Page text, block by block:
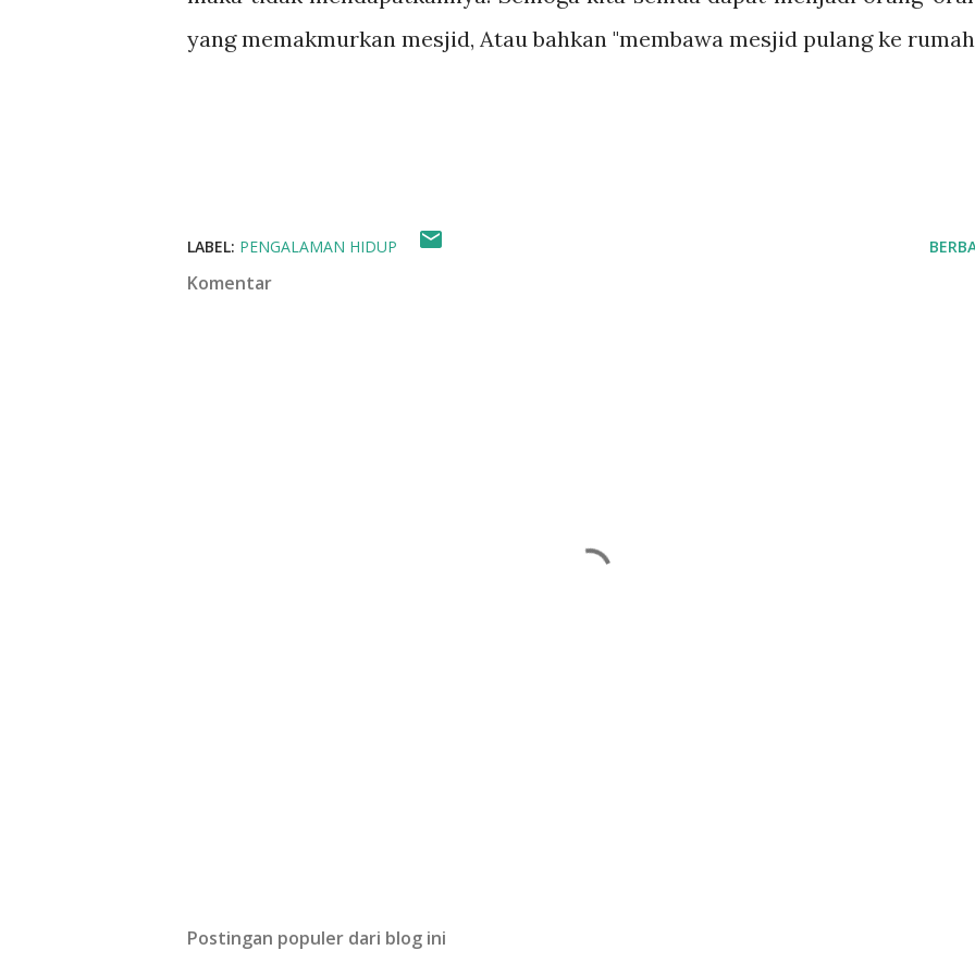
yang memakmurkan mesjid, Atau bahkan "membawa mesjid pulang ke
LABEL: PENGALAMAN HIDUP
Komentar
Postingan populer dari blog ini